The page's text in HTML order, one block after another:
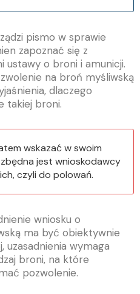
pismo w sprawie
zapoznać się z
ustawy o broni i amunicji.
na broń myśliwską
dlaczego
takiej broni.
wskazać w swoim
jest wnioskodawcy
czyli do polowań.
wniosku o
ma być obiektywnie
uzasadnienia wymaga
broni, na które
pozwolenie.